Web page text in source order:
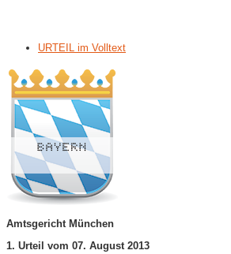
URTEIL im Volltext
Amtsgericht München
1. Urteil vom 07. August 2013